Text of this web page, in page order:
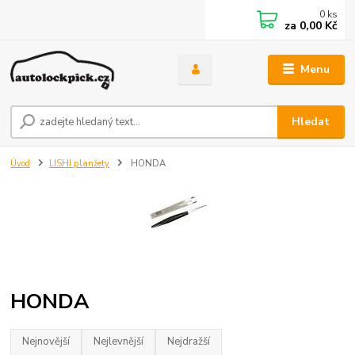
Menu
Hledat
0 ks
za 0,00 Kč
Úvod LISHI planžety HONDA
HONDA
Nejnovější Nejlevnější Nejdražší